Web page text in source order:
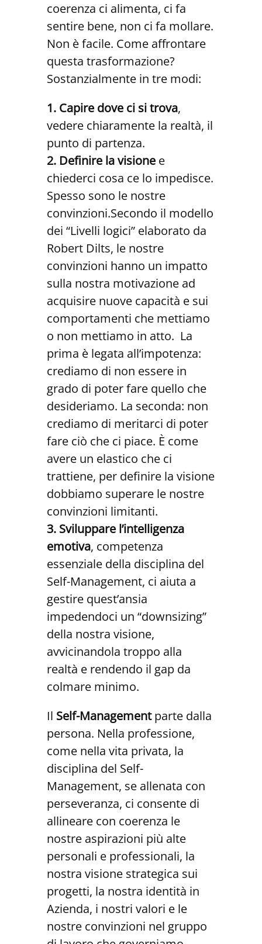
coerenza ci alimenta, ci fa
sentire bene, non ci fa mollare.
Non è facile. Come affrontare
questa trasformazione?
Sostanzialmente in tre modi:
1. Capire dove ci si trova,
vedere chiaramente la realtà, il
punto di partenza.
2. Definire la visione e
chiederci cosa ce lo impedisce.
Spesso sono le nostre
convinzioni.Secondo il modello
dei “Livelli logici” elaborato da
Robert Dilts, le nostre
convinzioni hanno un impatto
sulla nostra motivazione ad
acquisire nuove capacità e sui
comportamenti che mettiamo
o non mettiamo in atto. La
prima è legata all’impotenza:
crediamo di non essere in
grado di poter fare quello che
desideriamo. La seconda: non
crediamo di meritarci di poter
fare ciò che ci piace. È come
avere un elastico che ci
trattiene, per definire la visione
dobbiamo superare le nostre
convinzioni limitanti.
3. Sviluppare l’intelligenza
emotiva, competenza
essenziale della disciplina del
Self-Management, ci aiuta a
gestire quest’ansia
impedendoci un “downsizing”
della nostra visione,
avvicinandola troppo alla
realtà e rendendo il gap da
colmare minimo.
Il Self-Managementparte dalla
persona. Nella professione,
come nella vita privata, la
disciplina del Self-
Management, se allenata con
perseveranza, ci consente di
allineare con coerenza le
nostre aspirazioni più alte
personali e professionali, la
nostra visione strategica sui
progetti, la nostra identità in
Azienda, i nostri valori e le
nostre convinzioni nel gruppo